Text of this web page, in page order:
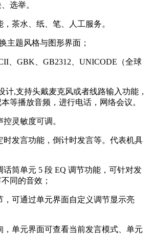
选举。
茶水、纸、笔、人工服务。
主题风格与图形界面；
、GBK、GB2312、UNICODE（全球
计,支持头戴麦克风或者线路输入功能，
等播放音频，进行电话，网络会议。
灵敏度可调。
时发言功能，倒计时发言等。代表机具
话筒单元 5 段 EQ 调节功能，可针对发
同的音效；
，可通过单元界面自定义调节显示亮
，单元界面可查看当前发言模式、单元